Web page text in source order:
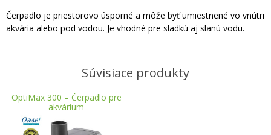
Čerpadlo je priestorovo úsporné a môže byť umiestnené vo vnútri
akvária alebo pod vodou. Je vhodné pre sladkú aj slanú vodu.
Súvisiace produkty
OptiMax 300 – Čerpadlo pre
akvárium